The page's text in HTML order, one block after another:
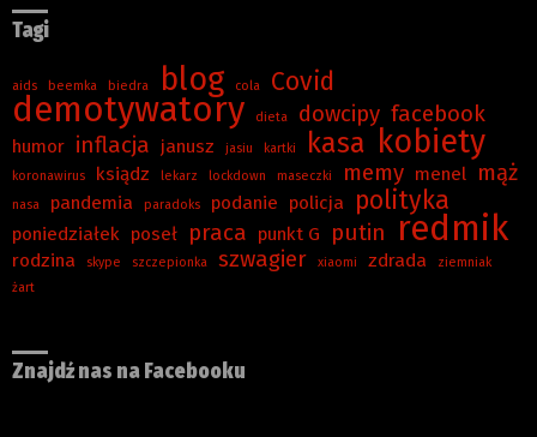
Tagi
aids beemka biedra blog cola Covid
demotywatory dieta dowcipy facebook
humor inflacja janusz jasiu kartki kasa kobiety
koronawirus ksiądz lekarz lockdown maseczki memy menel mąż
nasa pandemia paradoks podanie policja polityka
poniedziałek poseł praca punkt G putin redmik
rodzina skype szczepionka szwagier xiaomi zdrada
ziemniak
żart
Znajdź nas na Facebooku